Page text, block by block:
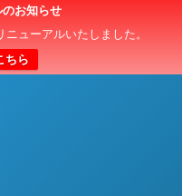
お知らせ
ューアルいたしました。
ちら
手権（U-15）大会